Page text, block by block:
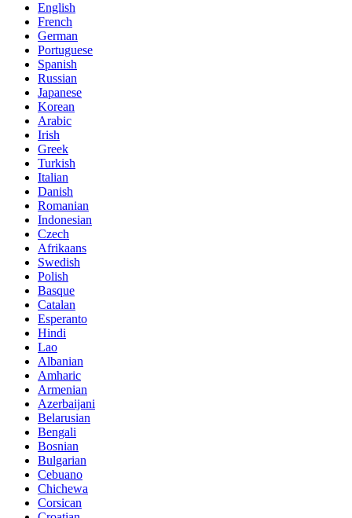
English
French
German
Portuguese
Spanish
Russian
Japanese
Korean
Arabic
Irish
Greek
Turkish
Italian
Danish
Romanian
Indonesian
Czech
Afrikaans
Swedish
Polish
Basque
Catalan
Esperanto
Hindi
Lao
Albanian
Amharic
Armenian
Azerbaijani
Belarusian
Bengali
Bosnian
Bulgarian
Cebuano
Chichewa
Corsican